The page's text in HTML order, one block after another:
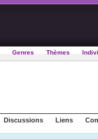
Genres Thèmes
Discussions Liens